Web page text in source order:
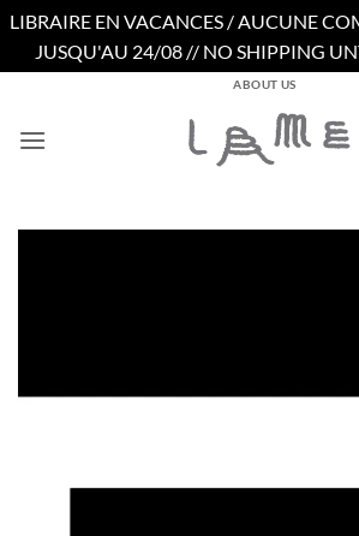
LIBRAIRE EN VACANCES / AUCUNE
JUSQU'AU 24/08 // NO SHIPPING
contenu
ABOUT US